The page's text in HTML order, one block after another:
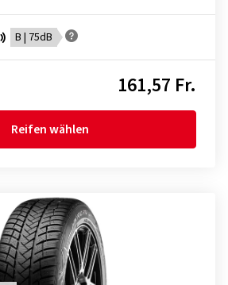
B | 75dB
161,57 Fr.
Reifen wählen